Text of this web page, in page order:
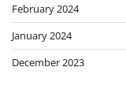
February 2024
January 2024
December 2023